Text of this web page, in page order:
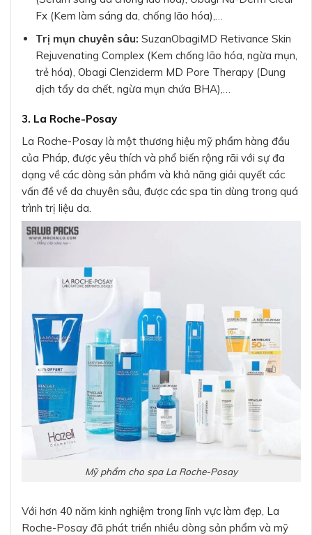
Fx (Kem làm sáng da, chống lão hóa),…
Trị mụn chuyên sâu: SuzanObagiMD Retivance Skin
Rejuvenating Complex (Kem chống lão hóa, ngừa mụn,
trẻ hóa), Obagi Clenziderm MD Pore Therapy (Dung
dịch tẩy da chết, ngừa mụn chứa BHA),…
3. La Roche-Posay
La Roche-Posay là một thương hiệu mỹ phẩm hàng đầu
của Pháp, được yêu thích và phổ biến rộng rãi với sự đa
dạng về các dòng sản phẩm và khả năng giải quyết các
vấn đề về da chuyên sâu, được các spa tin dùng trong quá
trình trị liệu da.
Mỹ phẩm cho spa La Roche-Posay
Với hơn 40 năm kinh nghiệm trong lĩnh vực làm đẹp, La
Roche-Posay đã phát triển nhiều dòng sản phẩm và mỹ